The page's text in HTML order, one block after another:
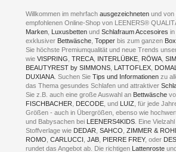
Kontakt
Kontakt via:WhatsApp
Kontakt via:eMail
mögliche Zeiten für eine Showroom
MO und DI geschlossen
MI - FR 11 bis 17 Uhr
SA 11 bis 15 Uhr
ONLINEBERATUNG
TERMIN-
Willkommen im mehrfachausgezeichnetenund von
empfohlenen Online-Shop von LEENERS®
Marken Luxusbetten undSchlafraum Accesoires
exklusiver Bettwäsche ,Topper bis zum ganzen
Sie höchste Premiumqualität und neue Trends
wieVISPRING ,TRECA INTERLÜBKE RÖWA ,
BEAUTYREST by SIMMONS LATTOFLEX
DUXIANA . Suchen SieTips und Informationen zu
das Thema gesundes Schlafen und attraktiver
Sie z.B. auch eine große Auswahl an Bettwäsche
FISCHBACHER
DECODE , und LUIZ , für jede
Größen - auch in Übergrößen, ebenso wie
und Babysachen bei LEENERS4KIDS . Eine
Stoffverlage wie DEDAR ,SAHCO ,ZIMMER &
ROMO ,CARLUCCI ,JAB PIERRE FREY, oder
rundet das Angebot ab. Die richtigen Lattenroste